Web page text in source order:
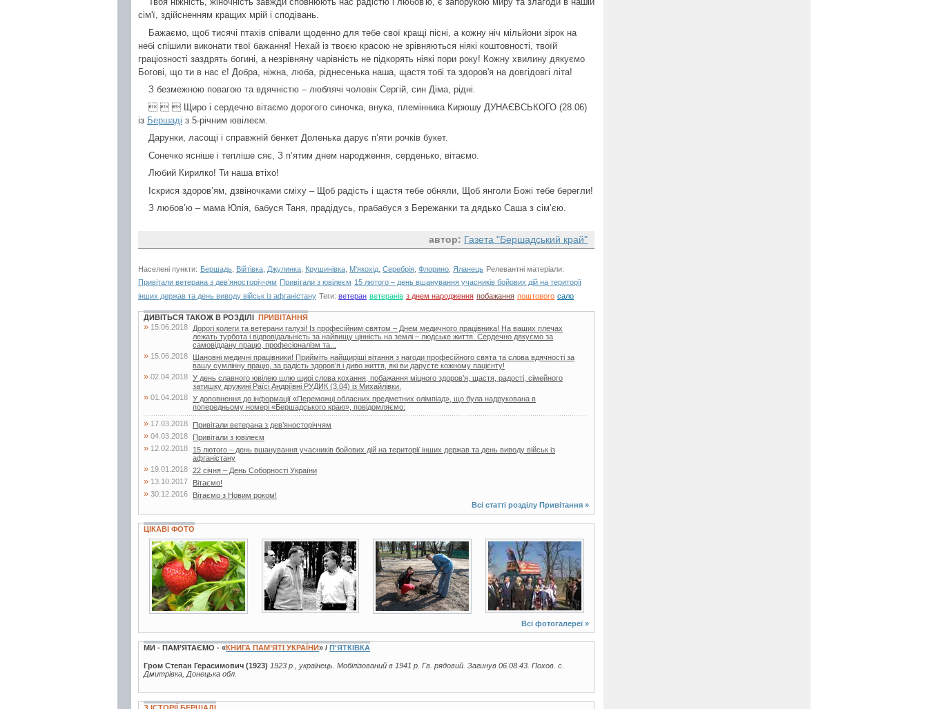
сім'ї, здійсненням кращих мрій і сподівань.
Бажаємо, щоб тисячі птахів співали щоденно для тебе свої кращі пісні, а кожну ніч мільйони зірок на
небі спішили виконати твої бажання! Нехай із твоєю красою не зрівняються ніякі коштовності, твоїй
граціозності заздрять богині, а незрівняну чарівність не підкорять ніякі пори року! Кожну хвилину дякуємо
Богові, що ти в нас є! Добра, ніжна, люба, ріднесенька наша, щастя тобі та здоров'я на довгідовгі літа!
З безмежною повагою та вдячністю – люблячі чоловік Сергій, син Діма, рідні.
   Щиро і сердечно вітаємо дорогого синочка, внука, племінника Кирюшу ДУНАЄВСЬКОГО (28.06)
із Бершаді з 5-річним ювілеєм.
Дарунки, ласощі і справжній бенкет Доленька дарує п’яти рочків букет.
Сонечко ясніше і тепліше сяє, З п’ятим днем народження, серденько, вітаємо.
Любий Кирилко! Ти наша втіхо!
Іскрися здоров’ям, дзвіночками сміху – Щоб радість і щастя тебе обняли, Щоб янголи Божі тебе берегли!
З любов’ю – мама Юлія, бабуся Таня, прадідусь, прабабуся з Бережанки та дядько Саша з сім’єю.
автор: Газета "Бершадський край"
Населені пункти: Бершадь Війтівка Джулинка Крушинівка М'якохід Серебрія Флорино Яланець Релевантні матеріали:
Привітали ветерана з дев’яносторіччям Привітали з ювілеєм 15 лютого – день вшанування учасників бойових дій на території
інших держав та день виводу військ із афганістану Теги: ветеран ветеранів з днем народження побажання поштового сало
ДИВІТЬСЯ ТАКОЖ В РОЗДІЛІ ПРИВІТАННЯ
» 15.06.2018
Дорогі колеги та ветерани галузі! Із професійним святом – Днем медичного працівника! На ваших плечах
лежать турбота і відповідальність за найвищу цінність на землі – людське життя. Сердечно дякуємо за
самовіддану працю, професіоналізм та...
» 15.06.2018
Шановні медичні працівники! Прийміть найщиріші вітання з нагоди професійного свята та слова вдячності за
вашу сумлінну працю, за радість здоров’я і диво життя, які ви даруєте кожному пацієнту!
» 02.04.2018 У день славного ювілею шлю щирі слова кохання, побажання міцного здоров’я, щастя, радості, сімейного
затишку дружині Раїсі Андріївні РУДИК (3.04) із Михайлівки.
» 01.04.2018 У доповнення до інформації «Переможці обласних предметних олімпіад», що була надрукована в
попередньому номері «Бершадського краю», повідомляємо:
» 17.03.2018 Привітали ветерана з дев’яносторіччям
» 04.03.2018 Привітали з ювілеєм
» 12.02.2018
15 лютого – день вшанування учасників бойових дій на території інших держав та день виводу військ із
афганістану
» 19.01.2018 22 січня – День Соборності України
» 13.10.2017 Вітаємо!
» 30.12.2016
Вітаємо з Новим роком!
Всі статті розділу Привітання »
ЦІКАВІ ФОТО
7 фото 6 фото 9 фото 12 фото
Всі фотогалереї »
МИ - ПАМ’ЯТАЄМО - «КНИГА ПАМ’ЯТІ УКРАЇНИ» / П'ЯТКІВКА
Гром Степан Герасимович (1923) 1923 р., українець. Мобілізований в 1941 р. Гв. рядовий. Загинув 06.08.43. Похов. с.
Дмитрівка, Донецька обл.
З ІСТОРІЇ БЕРШАДІ